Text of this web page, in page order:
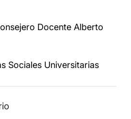
Docente Alberto
Sociales Universitarias